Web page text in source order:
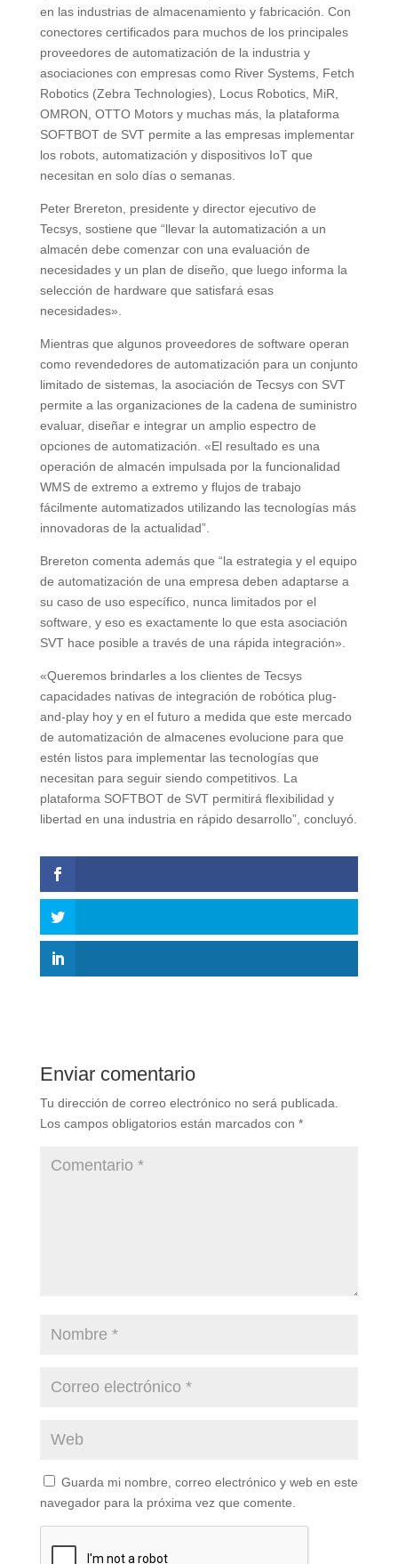
en las industrias de almacenamiento y fabricación. Con
conectores certificados para muchos de los principales
proveedores de automatización de la industria y
asociaciones con empresas como River Systems, Fetch
Robotics (Zebra Technologies), Locus Robotics, MiR,
OMRON, OTTO Motors y muchas más, la plataforma
SOFTBOT de SVT permite a las empresas implementar
los robots, automatización y dispositivos IoT que
necesitan en solo días o semanas.
Peter Brereton, presidente y director ejecutivo de
Tecsys, sostiene que “llevar la automatización a un
almacén debe comenzar con una evaluación de
necesidades y un plan de diseño, que luego informa la
selección de hardware que satisfará esas
necesidades».
Mientras que algunos proveedores de software operan
como revendedores de automatización para un conjunto
limitado de sistemas, la asociación de Tecsys con SVT
permite a las organizaciones de la cadena de suministro
evaluar, diseñar e integrar un amplio espectro de
opciones de automatización. «El resultado es una
operación de almacén impulsada por la funcionalidad
WMS de extremo a extremo y flujos de trabajo
fácilmente automatizados utilizando las tecnologías más
innovadoras de la actualidad”.
Brereton comenta además que “la estrategia y el equipo
de automatización de una empresa deben adaptarse a
su caso de uso específico, nunca limitados por el
software, y eso es exactamente lo que esta asociación
SVT hace posible a través de una rápida integración».
«Queremos brindarles a los clientes de Tecsys
capacidades nativas de integración de robótica plug-
and-play hoy y en el futuro a medida que este mercado
de automatización de almacenes evolucione para que
estén listos para implementar las tecnologías que
necesitan para seguir siendo competitivos. La
plataforma SOFTBOT de SVT permitirá flexibilidad y
libertad en una industria en rápido desarrollo”, concluyó.
Enviar comentario
Tu dirección de correo electrónico no será publicada.
Los campos obligatorios están marcados con *
Guarda mi nombre, correo electrónico y web en este
navegador para la próxima vez que comente.